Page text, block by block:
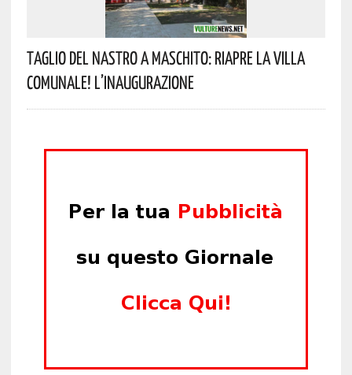
Taglio Del Nastro A Maschito: Riapre La Villa
Comunale! L’inaugurazione